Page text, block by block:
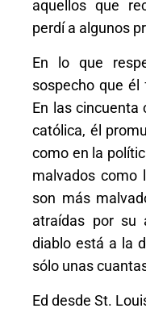
aquellos que
perdí a algunos
En lo que
sospecho que
En las cincuenta
católica, él
como en la
malvados como
son más
atraídas por su
diablo está a la
sólo unas
Ed desde St.